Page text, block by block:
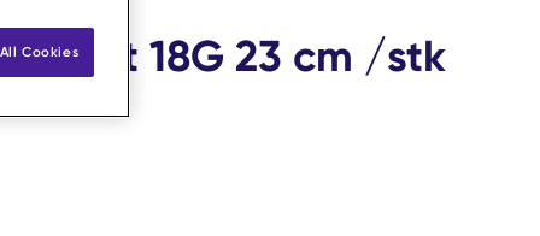
sett 18G 23 cm /stk
Cookies